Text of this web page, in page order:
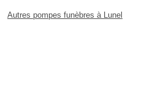
Autres pompes funèbres à Lunel